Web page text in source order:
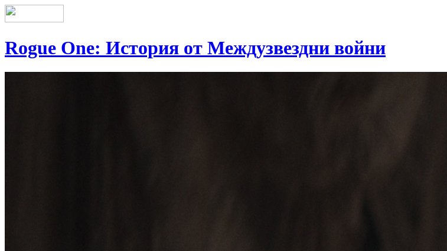
Rogue One: История от Междузвездни войни